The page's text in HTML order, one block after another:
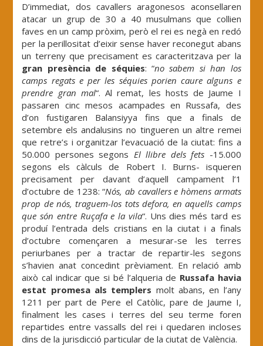
D’immediat, dos cavallers aragonesos aconsellaren
atacar un grup de 30 a 40 musulmans que collien
faves en un camp pròxim, però el rei es negà en redó
per la perillositat d’eixir sense haver reconegut abans
un terreny que precisament es caracteritzava per la
gran presència de séquies: “no sabem si han los
camps regats e per les séquies porien caure alguns e
prendre gran mal“. Al remat, les hosts de Jaume I
passaren cinc mesos acampades en Russafa, des
d’on fustigaren Balansiyya fins que a finals de
setembre els andalusins no tingueren un altre remei
que retre’s i organitzar l’evacuació de la ciutat: fins a
50.000 persones segons El llibre dels fets -15.000
segons els càlculs de Robert I. Burns- isqueren
precisament per davant d’aquell campament l’1
d’octubre de 1238: “Nós, ab cavallers e hòmens armats
prop de nós, traguem-los tots defora, en aquells camps
que són entre Ruçafa e la vila“. Uns dies més tard es
produí l’entrada dels cristians en la ciutat i a finals
d’octubre començaren a mesurar-se les terres
periurbanes per a tractar de repartir-les segons
s’havien anat concedint prèviament. En relació amb
això cal indicar que si bé l’alqueria de Russafa havia
estat promesa als templers molt abans, en l’any
1211 per part de Pere el Catòlic, pare de Jaume I,
finalment les cases i terres del seu terme foren
repartides entre vassalls del rei i quedaren incloses
dins de la jurisdicció particular de la ciutat de València.